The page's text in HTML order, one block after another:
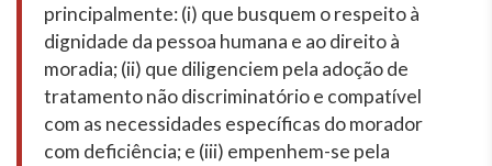
principalmente: (i) que busquem o respeito à
dignidade da pessoa humana e ao direito à
moradia; (ii) que diligenciem pela adoção de
tratamento não discriminatório e compatível
com as necessidades específicas do morador
com deficiência; e (iii) empenhem-se pela